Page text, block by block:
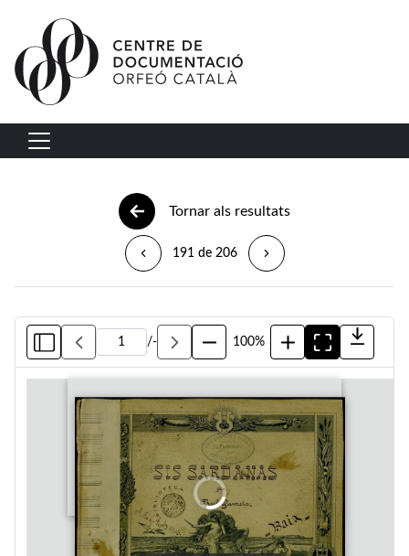
Vés al contingut
Navegació principal
Tornar als resultats
191 de 206
/- 100%